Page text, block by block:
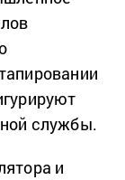
службы.
и